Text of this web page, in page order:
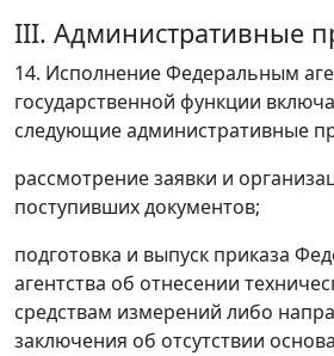
III. Административные
14. Исполнение Федеральным
государственной функции
следующие административные
рассмотрение заявки и
поступивших документов;
подготовка и выпуск приказа
агентства об отнесении
средствам измерений либо
заключения об отсутствии